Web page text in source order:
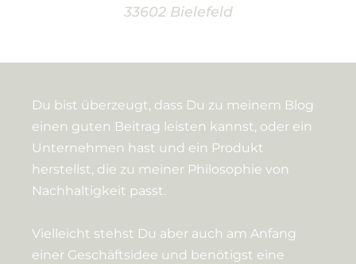
33602 Bielefeld
Du bist überzeugt, dass Du zu meinem Blog
einen guten Beitrag leisten kannst, oder ein
Unternehmen hast und ein Produkt
herstellst, die zu meiner Philosophie von
Nachhaltigkeit passt.
Vielleicht stehst Du aber auch am Anfang
einer Geschäftsidee und benötigst eine